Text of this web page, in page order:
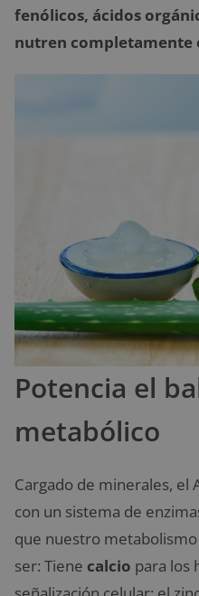
fenólicos, ácidos
nutren completamente
Potencia el
metabólico
Cargado de minerales, el
con un sistema de
que nuestro
ser: Tiene calcio para los